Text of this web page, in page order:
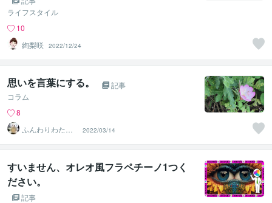
ライフスタイル
10
絢梨咲
2022/12/24
思いを言葉にする。
記事
コラム
8
ふんわりわたあ
め
2022/03/14
すいません、オレオ風フラペチーノ1つく
ださい。
記事